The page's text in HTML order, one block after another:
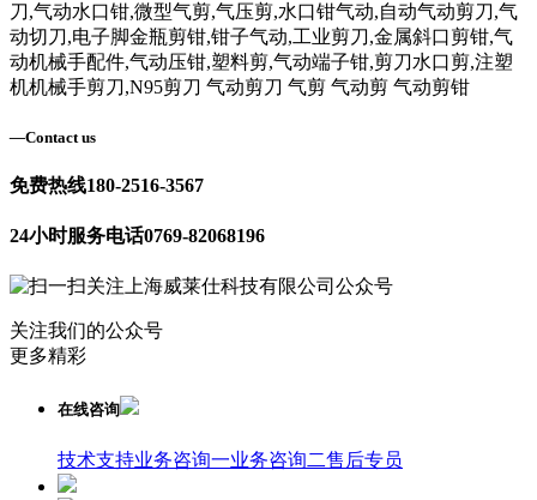
刀,气动水口钳,微型气剪,气压剪,水口钳气动,自动气动剪刀,气
动切刀,电子脚金瓶剪钳,钳子气动,工业剪刀,金属斜口剪钳,气
动机械手配件,气动压钳,塑料剪,气动端子钳,剪刀水口剪,注塑
机机械手剪刀,N95剪刀 气动剪刀 气剪 气动剪 气动剪钳
—Contact us
免费热线180-2516-3567
24小时服务电话0769-82068196
关注我们的公众号
更多精彩
在线咨询
技术支持业务咨询一业务咨询二售后专员